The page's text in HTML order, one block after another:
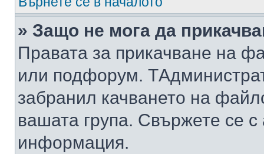
» Защо не мога да
Правата за прикачване на
или подфорум.
забранил качването на
вашата група. Свържете се
информация.